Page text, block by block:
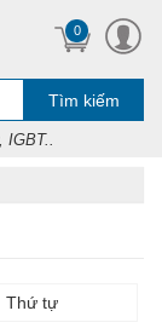
0
Tìm kiếm
IGBT..
Thứ tự